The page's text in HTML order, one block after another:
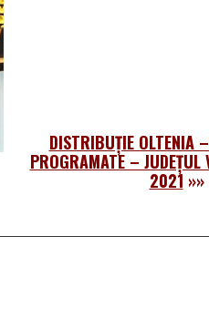
DISTRIBUȚIE OLTENIA
PROGRAMATE –
2021 »»